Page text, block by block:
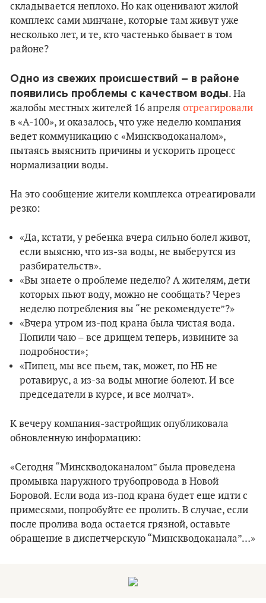
складывается неплохо. Но как оценивают жилой
комплекс сами минчане, которые там живут уже
несколько лет, и те, кто частенько бывает в том
районе?
Одно из свежих происшествий – в районе
появились проблемы с качеством воды. На
жалобы местных жителей 16 апреля отреагировали
в «А-100», и оказалось, что уже неделю компания
ведет коммуникацию с «Минскводоканалом»,
пытаясь выяснить причины и ускорить процесс
нормализации воды.
На это сообщение жители комплекса отреагировали
резко:
«Да, кстати, у ребенка вчера сильно болел живот,
если выясню, что из-за воды, не выберутся из
разбирательств».
«Вы знаете о проблеме неделю? А жителям, дети
которых пьют воду, можно не сообщать? Через
неделю потребления вы “не рекомендуете”?»
«Вчера утром из-под крана была чистая вода.
Попили чаю – все дрищем теперь, извините за
подробности»;
«Пипец, мы все пьем, так, может, по НБ не
ротавирус, а из-за воды многие болеют. И все
председатели в курсе, и все молчат».
К вечеру компания-застройщик опубликовала
обновленную информацию:
«Сегодня “Минскводоканалом” была проведена
промывка наружного трубопровода в Новой
Боровой. Если вода из-под крана будет еще идти с
примесями, попробуйте ее пролить. В случае, если
после пролива вода остается грязной, оставьте
обращение в диспетчерскую “Минскводоканала”…»